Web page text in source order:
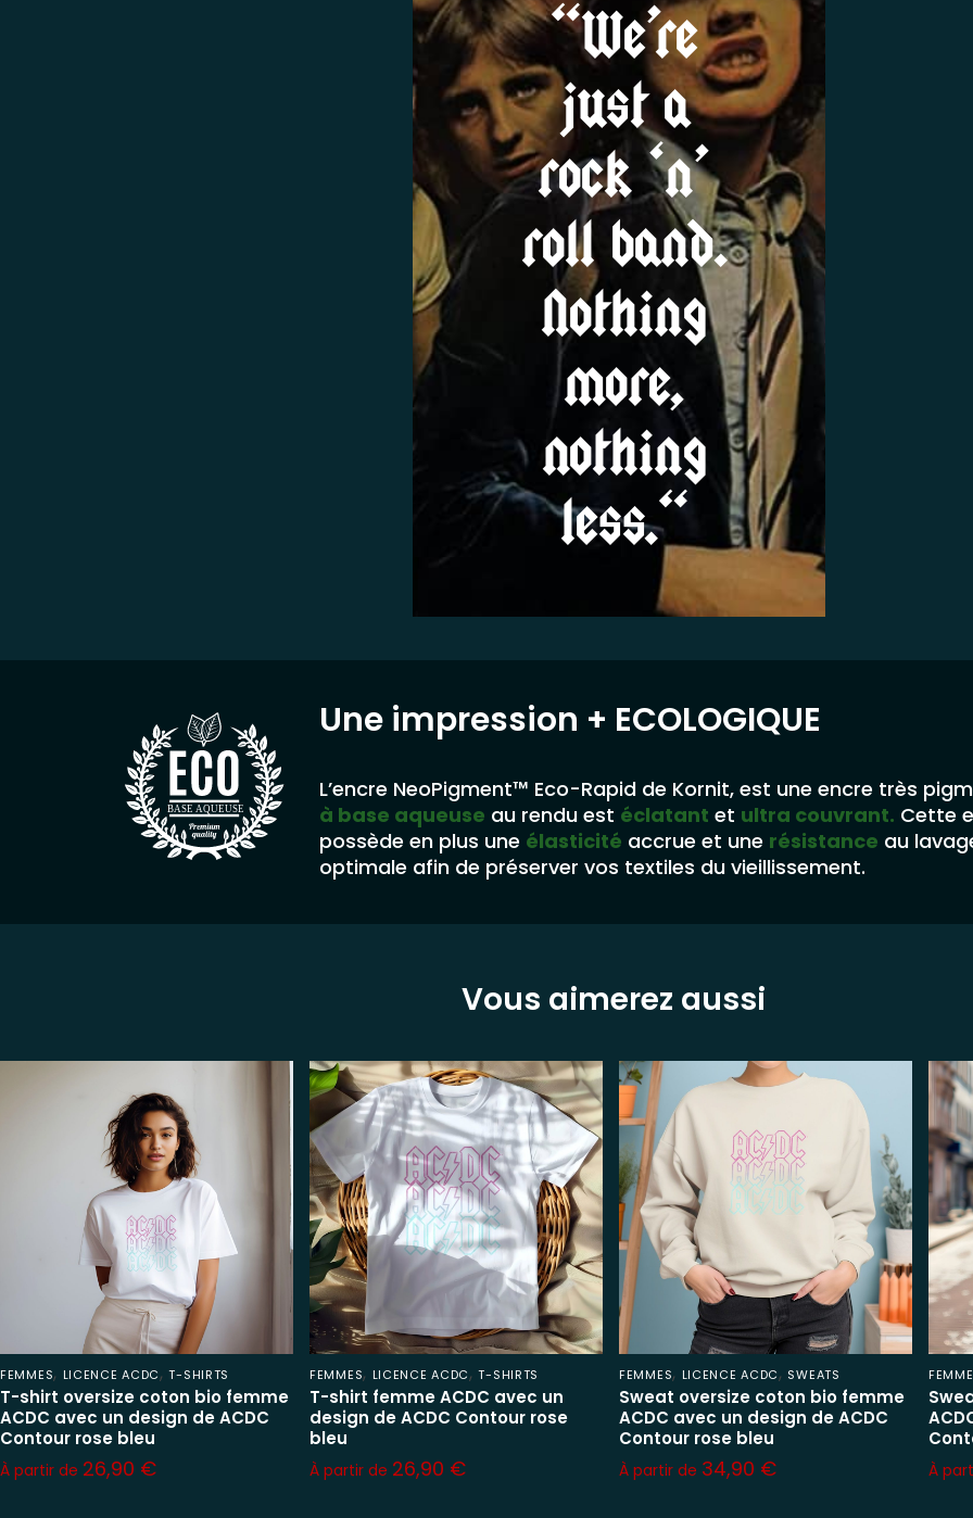
“We’re
just a
rock ‘n’
roll band.
Nothing
more,
nothing
less.“
BASE AQUEUSE
Une impression + ECOLOGIQUE
L’encre NeoPigment™ Eco-Rapid de Kornit, est une encre très
à base aqueuse au rendu est éclatant et ultra couvrant. Cette
possède en plus une élasticité accrue et une résistance au
optimale afin de préserver vos textiles du vieillissement.
Vous aimerez aussi
FEMMES, LICENCE ACDC,T-SHIRTS
T-shirt oversize coton bio femme
ACDC avec un design de ACDC
Contour rose bleu
À partir de 26,90 €
FEMMES, LICENCE ACDC,T-SHIRTS
T-shirt femme ACDC avec un
design de ACDC Contour rose
bleu
À partir de 26,90 €
FEMMES, LICENCE ACDC, SWEATS
Sweat oversize coton bio femme
ACDC avec un design de ACDC
Contour rose bleu
À partir de 34,90 € À